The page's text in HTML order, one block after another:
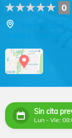
0
Avenida
Sin cita
Lun - Vie: